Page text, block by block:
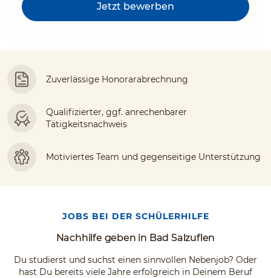
Jetzt bewerben
Zuverlässige Honorarabrechnung
Qualifizierter, ggf. anrechenbarer
Tätigkeitsnachweis
Motiviertes Team und gegenseitige Unterstützung
JOBS BEI DER SCHÜLERHILFE
Nachhilfe geben in Bad Salzuflen
Du studierst und suchst einen sinnvollen Nebenjob? Oder
hast Du bereits viele Jahre erfolgreich in Deinem Beruf